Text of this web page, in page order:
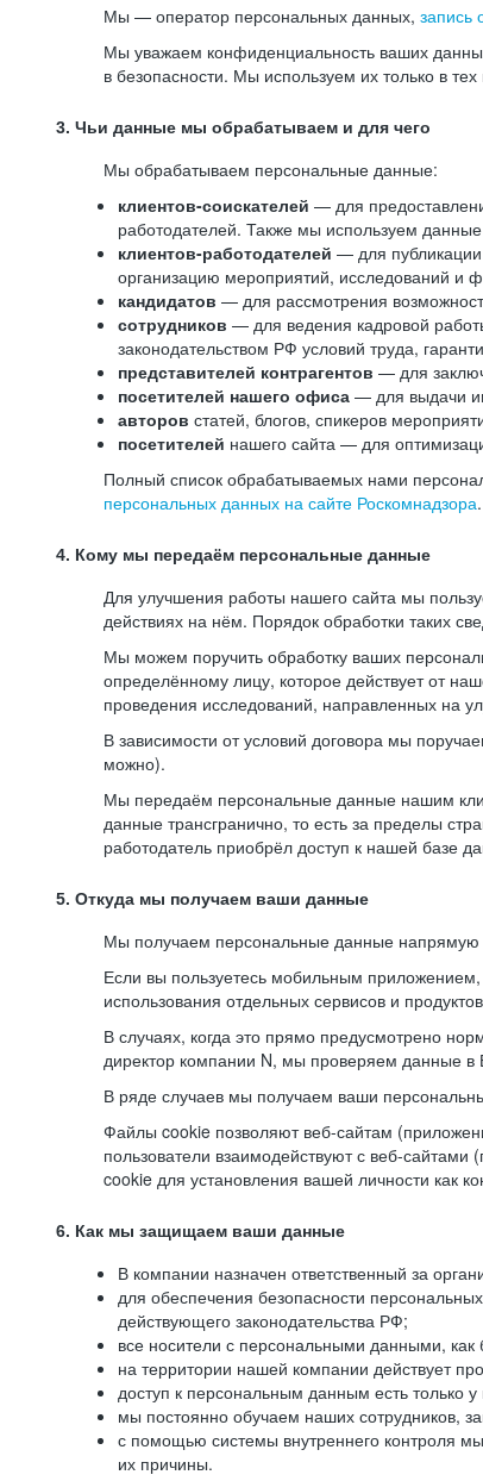
Мы — оператор персональных данных, запись
Мы уважаем конфиденциальность ваших
в безопасности. Мы используем их только в
3. Чьи данные мы обрабатываем и для чего
Мы обрабатываем персональные данные:
клиентов-соискателей — для
работодателей. Также мы используем
клиентов-работодателей — для публикации
организацию мероприятий, исследований и
кандидатов — для рассмотрения
сотрудников — для ведения кадровой
законодательством РФ условий труда,
представителей контрагентов — для
посетителей нашего офиса — для выдачи
авторов статей, блогов, спикеров
посетителей нашего сайта — для
Полный список обрабатываемых нами
персональных данных на сайте Роскомнадзора.
4. Кому мы передаём персональные данные
Для улучшения работы нашего сайта мы
действиях на нём. Порядок обработки таких
Мы можем поручить обработку ваших
определённому лицу, которое действует от
проведения исследований, направленных на
В зависимости от условий договора мы
можно).
Мы передаём персональные данные нашим
данные трансгранично, то есть за пределы
работодатель приобрёл доступ к нашей базе
5. Откуда мы получаем ваши данные
Мы получаем персональные данные напрямую
Если вы пользуетесь мобильным
использования отдельных сервисов и
В случаях, когда это прямо предусмотрено
директор компании N, мы проверяем данные
В ряде случаев мы получаем ваши
Файлы cookie позволяют веб-сайтам
пользователи взаимодействуют с веб-
cookie для установления вашей личности как
6. Как мы защищаем ваши данные
В компании назначен ответственный за
для обеспечения безопасности
действующего законодательства РФ;
все носители с персональными данными,
на территории нашей компании действует
доступ к персональным данным есть только
мы постоянно обучаем наших сотрудников,
с помощью системы внутреннего контроля
их причины.